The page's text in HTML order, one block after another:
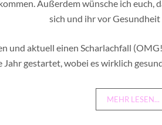
Außerdem wünsche ich euch,
sich und ihr vor
und aktuell einen Scharlachfall
Jahr gestartet, wobei es wirklich
MEHR LESEN...